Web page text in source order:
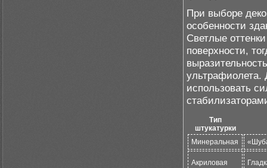
При выборе
особенности
Светлые
поверхности,
ультрафиолета.
использовать
Тип
штукатурки
Минеральная
Акриловая